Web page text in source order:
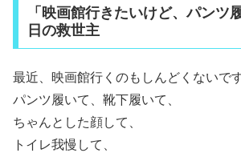
「映画館行きたいけど、パンツ
日の救世主
最近、映画館行くのもしんどくないです
パンツ履いて、靴下履いて、
ちゃんとした顔して、
トイレ我慢して、